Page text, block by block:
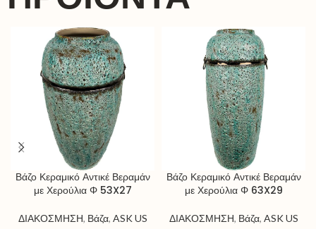
Βάζο Κεραμικό Αντικέ Βεραμάν
με Χερούλια Φ 53X27
ΔΙΑΚΟΣΜΗΣΗ, Βάζα, ASK US
Βάζο Κεραμικό Αντικέ Βεραμάν
με Χερούλια Φ 63X29
ΔΙΑΚΟΣΜΗΣΗ, Βάζα, ASK US